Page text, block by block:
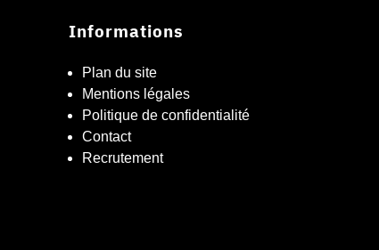
Informations
Plan du site
Mentions légales
Politique de confidentialité
Contact
Recrutement